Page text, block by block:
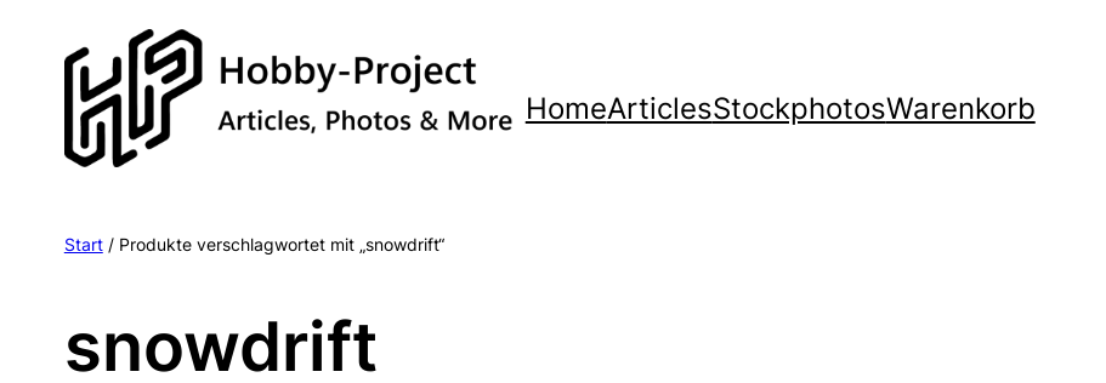
Inhalt
springen
HomeArticlesStockphotosWarenkorb
Start/ Produkte verschlagwortet mit „snowdrift“
snowdrift